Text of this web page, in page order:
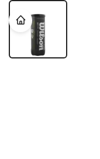
Nota:
este
incluye
Mujer